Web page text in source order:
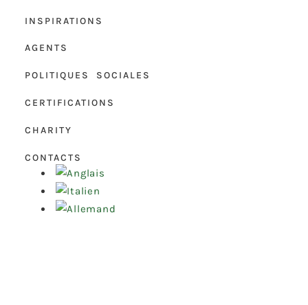
INSPIRATIONS
AGENTS
POLITIQUES SOCIALES
CERTIFICATIONS
CHARITY
CONTACTS